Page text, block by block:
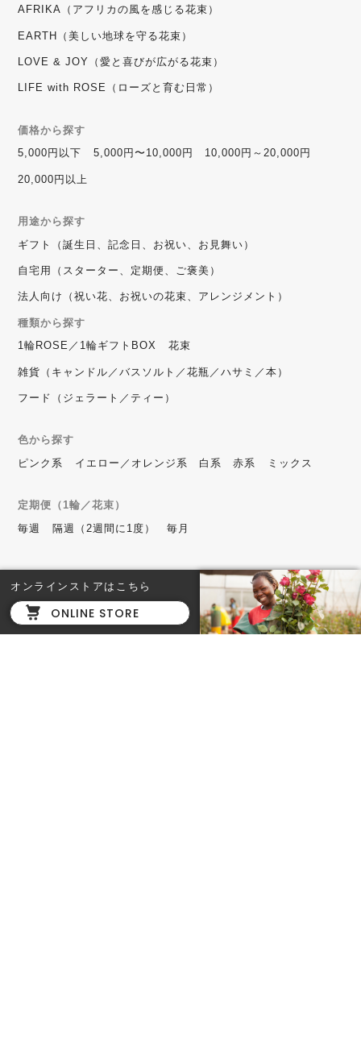
オンラインストアはこちら
ONLINE STORE
AFRIKA（アフリカの風を感じる花束）
EARTH（美しい地球を守る花束）
LOVE & JOY（愛と喜びが広がる花束）
LIFE with ROSE（ローズと育む日常）
価格から探す
5,000円以下
5,000円〜10,000円 10,000円～20,000円
20,000円以上
用途から探す
ギフト（誕生日、記念日、お祝い、お見舞い）
自宅用（スターター、定期便、ご褒美）
法人向け（祝い花、お祝いの花束、アレンジメント）
種類から探す
1輪ROSE／1輪ギフトBOX
花束
雑貨（キャンドル／バスソルト／花瓶／ハサミ／本）
フード（ジェラート／ティー）
色から探す
ピンク系
イエロー／オレンジ系 白系 赤系 ミックス
定期便（1輪／花束）
毎週
隔週（2週間に1度） 毎月
Roppongi Hills
六本木ヒルズ店